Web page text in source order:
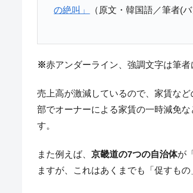
『Money1』
在韓米国大使スティールが
『Money1』 韓国政府「ニセＫ-ブランド
『Money1』 韓国「橋が落ちました」⇒
『Money1』
『Money1』
米国下院「韓国の公務員個
する差別。許してはおかぬ
の絶叫」
（原文・韓国語／筆者(バ
※赤アンダーライン、強調文字は筆者
売上高が激減しているので、家賃な
部でオーナーによる家賃の一時減免
す。
また例えば、 京畿道の7つの自治体が
ますが、これはあくまでも「促すも